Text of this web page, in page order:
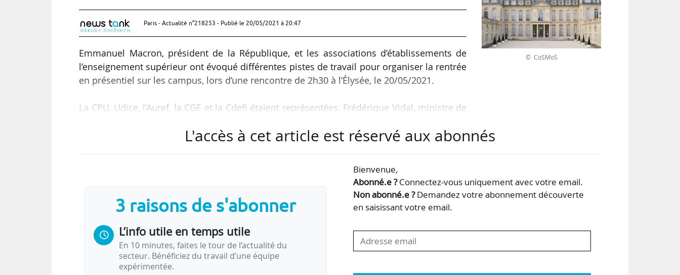
Paris - Actualité n°218253 - Publié le 20/05/2021 à 20:47
Emmanuel Macron, président de la République, et les associations d’établissements de
l’enseignement supérieur ont évoqué différentes pistes de travail pour organiser la rentrée
en présentiel sur les campus, lors d’une rencontre de 2h30 à l’Élysée, le 20/05/2021.
La CPU, Udice, l’Auref, la CGE et la Cdefi étaient représentées. Frédérique Vidal, ministre de
pourrait leur rappeler l’intérêt d’être vaccinés ». Les modalités pratiques n’ont pas encore
discutée.…
© CoSMoS
L'accès à cet article est réservé aux abonnés
3 raisons de s'abonner
L’info utile en temps utile
En 10 minutes, faites le tour de l’actualité du
secteur. Bénéficiez du travail d’une équipe
expérimentée.
Bienvenue,
Abonné.e ?Connectez-vous uniquement avec votre email.
Non abonné.e ?Demandez votre abonnement découverte
en saisissant votre email.